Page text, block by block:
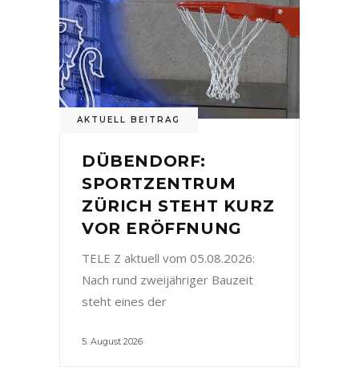
AKTUELL BEITRAG
DÜBENDORF:
SPORTZENTRUM
ZÜRICH STEHT KURZ
VOR ERÖFFNUNG
TELE Z aktuell vom 05.08.2026:
Nach rund zweijähriger Bauzeit
steht eines der
5. August 2026